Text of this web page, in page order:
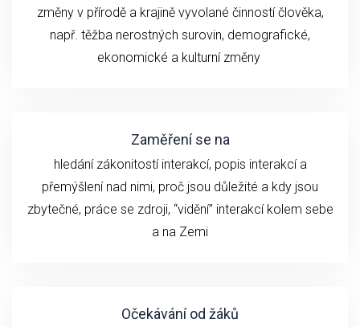
změny v přírodě a krajině vyvolané činností člověka,
např. těžba nerostných surovin, demografické,
ekonomické a kulturní změny
Zaměření se na
hledání zákonitostí interakcí, popis interakcí a
přemýšlení nad nimi, proč jsou důležité a kdy jsou
zbytečné, práce se zdroji, “vidění” interakcí kolem sebe
a na Zemi
Očekávání od žáků